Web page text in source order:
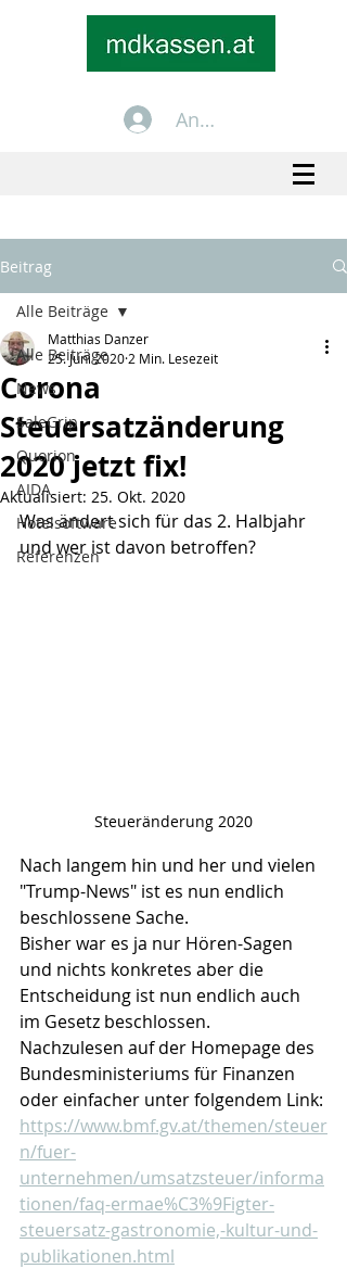
Anmelden
Beitrag
Alle Beiträge
News
SaleGrip
Quorion
AIDA
Hotelsoftware
Referenzen
Alle Beiträge
Corona
Steuersatzänderung
2020 jetzt fix!
Matthias Danzer
25. Juni 2020 2 Min. Lesezeit
Aktualisiert: 25. Okt. 2020
Was ändert sich für das 2. Halbjahr
und wer ist davon betroffen?
Steueränderung 2020
Nach langem hin und her und vielen
"Trump-News" ist es nun endlich
beschlossene Sache.
Bisher war es ja nur Hören-Sagen
und nichts konkretes aber die
Entscheidung ist nun endlich auch
im Gesetz beschlossen.
Nachzulesen auf der Homepage des
Bundesministeriums für Finanzen
oder einfacher unter folgendem Link:
https://www.bmf.gv.at/themen/steuer
n/fuer-
unternehmen/umsatzsteuer/informa
tionen/faq-ermae%C3%9Figter-
steuersatz-gastronomie,-kultur-und-
publikationen.html